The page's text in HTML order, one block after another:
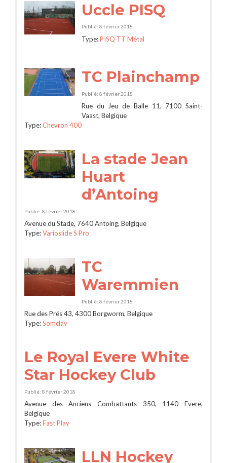
Uccle PISQ
Publié: 8 février 2018
Type:PISQ TT Métal
TC Plainchamp
Publié: 8 février 2018
Rue du Jeu de Balle 11, 7100 Saint-
Vaast, Belgique
Type:Chevron 400
La stade Jean
Huart
d’Antoing
Publié: 8 février 2018
Avenue du Stade, 7640 Antoing, Belgique
Type:Varioslide S Pro
TC
Waremmien
Publié: 8 février 2018
Rue des Prés 43, 4300 Borgworm, Belgique
Type:Somclay
Le Royal Evere White
Star Hockey Club
Publié: 8 février 2018
Avenue des Anciens Combattants 350, 1140 Evere,
Belgique
Type:Fast Play
LLN Hockey